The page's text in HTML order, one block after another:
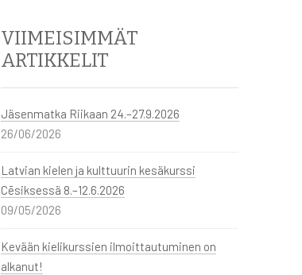
VIIMEISIMMÄT
ARTIKKELIT
Jäsenmatka Riikaan 24.–27.9.2026
26/06/2026
Latvian kielen ja kulttuurin kesäkurssi
Cēsiksessä 8.–12.6.2026
09/05/2026
Kevään kielikurssien ilmoittautuminen on
alkanut!